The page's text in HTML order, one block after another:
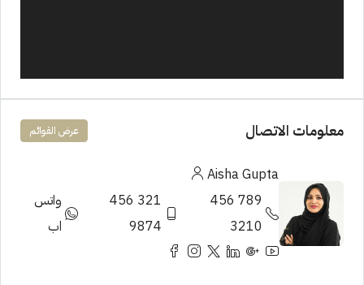
معلومات الاتصال عرض القوائم
Aisha Gupta
789 456
3210
321 456
9874
واتس
اب